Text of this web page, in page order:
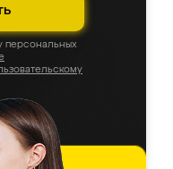
персональных